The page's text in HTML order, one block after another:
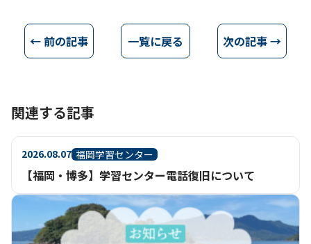
← 前の記事 一覧に戻る 次の記事 →
関連する記事
2026.08.07 福岡学習センター
【福岡・博多】学習センター電話復旧について